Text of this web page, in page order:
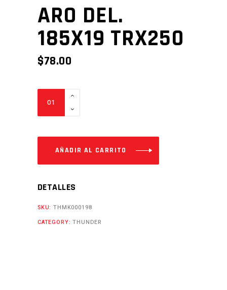
ARO DEL.
185X19 TRX250
$78.00
TRX250
CantidadAÑADIR AL CARRITO
DETALLES
SKU:THMK000198
CATEGORY:THUNDER